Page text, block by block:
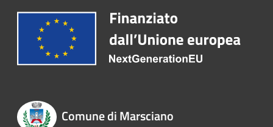
Comune di Marsciano